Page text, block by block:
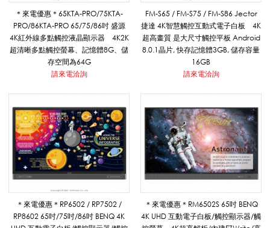
屏
影
音
系
＊來電優惠＊65KTA-PRO/75KTA-
PRO/86KTA-PRO 65/75/86吋 盛源
4K紅外線多點觸控液晶顯示器 4K2K
超清晰多點觸控螢幕、記憶體8G、儲
存空間為64G
請來電洽詢
FM-S65 / FM-S75 / FM-S86 Jector
捷達 4K智慧觸控互動式電子白板 4K
超高畫質 是大尺寸觸控平板 Android
8.0.1晶片, 快存記憶體3GB, 儲存容量
16GB
請來電洽詢
＊來電優惠＊RP6502 / RP7502 /
RP8602 65吋/75吋/86吋 BENQ 4K
＊來電優惠＊RM6502S 65吋 BENQ
4K UHD 互動電子白板/觸控顯示器/觸